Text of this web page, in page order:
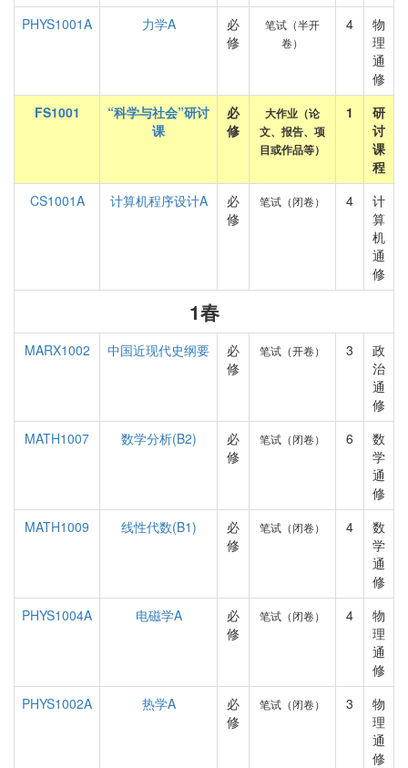
PHYS1001A
力学A
必
修
笔试（半开
卷）
4
物
理
通
修
FS1001
“科学与社会”研讨
课
必
修
大作业（论
文、报告、项
目或作品等）
1
研
讨
课
程
CS1001A
计算机程序设计A
必
修
笔试（闭卷） 4
计
算
机
通
修
1春
MARX1002 中国近现代史纲要
必
修
笔试（开卷） 3
政
治
通
修
MATH1007
数学分析(B2)
必
修
笔试（闭卷） 6
数
学
通
修
MATH1009
线性代数(B1)
必
修
笔试（闭卷） 4
数
学
通
修
PHYS1004A
电磁学A
必
修
笔试（闭卷） 4
物
理
通
修
PHYS1002A
热学A
必
修
笔试（闭卷） 3
物
理
通
修